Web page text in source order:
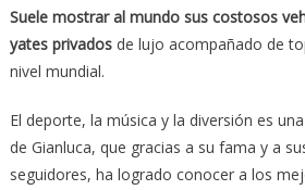
Suele mostrar al mundo sus costosos
yates privadosde lujo acompañado de
nivel mundial.
El deporte, la música y la diversión es
de Gianluca, que gracias a su fama y a
seguidores, ha logrado conocer a los